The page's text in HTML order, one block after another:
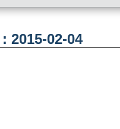
2015-02-04